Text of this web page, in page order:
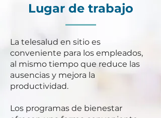
Lugar de trabajo
La telesalud en sitio es
conveniente para los empleados,
al mismo tiempo que reduce las
ausencias y mejora la
productividad.
Los programas de bienestar